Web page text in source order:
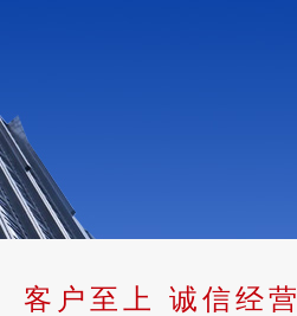
客户至上 诚信经营